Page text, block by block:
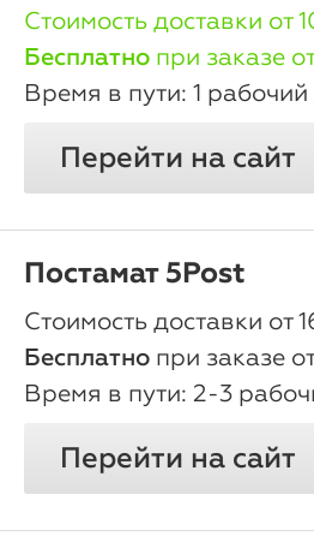
oт
Бесплатно при заказе
1
Перейти на сайт
Постамат 5Post
oт
Бесплатно при заказе
2-3
Перейти на сайт